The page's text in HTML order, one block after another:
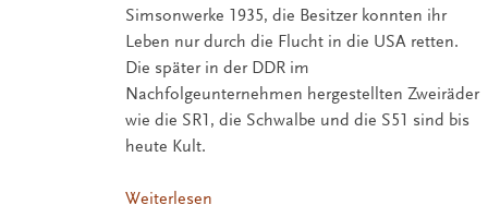
Simsonwerke 1935, die Besitzer konnten ihr
Leben nur durch die Flucht in die USA retten.
Die später in der DDR im
Nachfolgeunternehmen hergestellten Zweiräder
wie die SR1, die Schwalbe und die S51 sind bis
heute Kult.
Weiterlesen